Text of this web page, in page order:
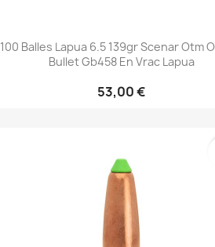
 Aperçu rapide
100 Balles Lapua 6.5 139gr Scenar Otm
Bullet Gb458 En Vrac Lapua
53,00 €